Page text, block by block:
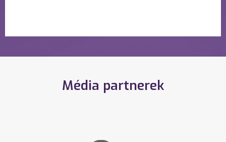
Média partnerek